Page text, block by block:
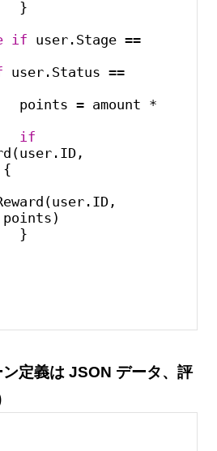
if user.Stage ==
user.Status ==
if
{
定義は JSON データ、評